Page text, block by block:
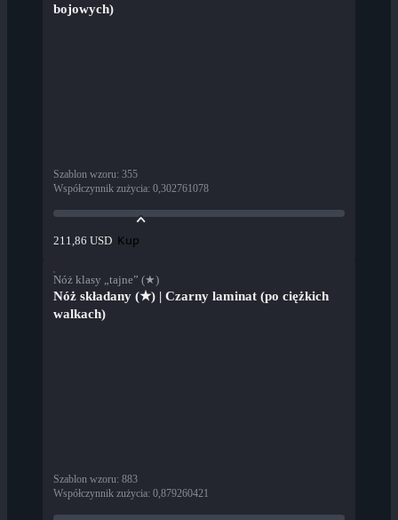
bojowych)
Szablon wzoru: 355
Współczynnik zużycia: 0,302761078
211,86 USD Kup
Nóż klasy „tajne” (★)
Nóż składany (★) | Czarny laminat (po ciężkich
walkach)
Szablon wzoru: 883
Współczynnik zużycia: 0,879260421